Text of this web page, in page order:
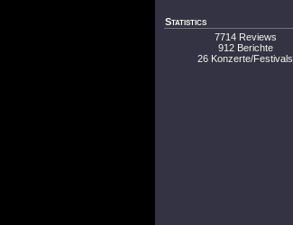
Statistics
7714 Reviews
912 Berichte
26 Konzerte/Festivals